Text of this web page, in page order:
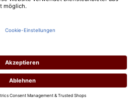
0.75 Liter(116,00 € / 1 Liter)
Regulärer Preis:
87,00 €